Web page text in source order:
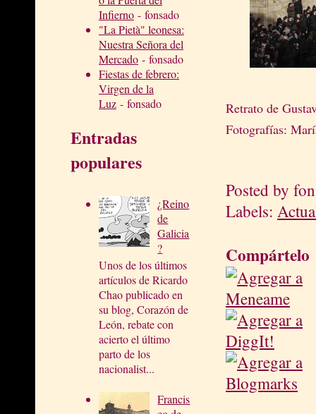
Infierno - fonsado
"La Pietà" leonesa:
Nuestra Señora del
Mercado - fonsado
Fiestas de febrero:
Virgen de la
Luz - fonsado
Entradas
populares
¿Reino
de
Galicia
?
Unos de los últimos
artículos de Ricardo
Chao publicado en
su blog, Corazón de
León, rebate con
acierto el último
parto de los
nacionalist...
Francis
Retrato de
Fotografías:
Posted by
Labels:
Compártelo